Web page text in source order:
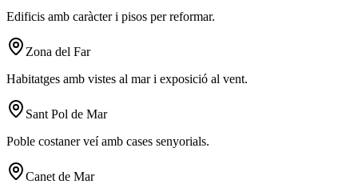
Edificis amb caràcter i pisos per reformar.
Zona del Far
Habitatges amb vistes al mar i exposició al vent.
Sant Pol de Mar
Poble costaner veí amb cases senyorials.
Canet de Mar